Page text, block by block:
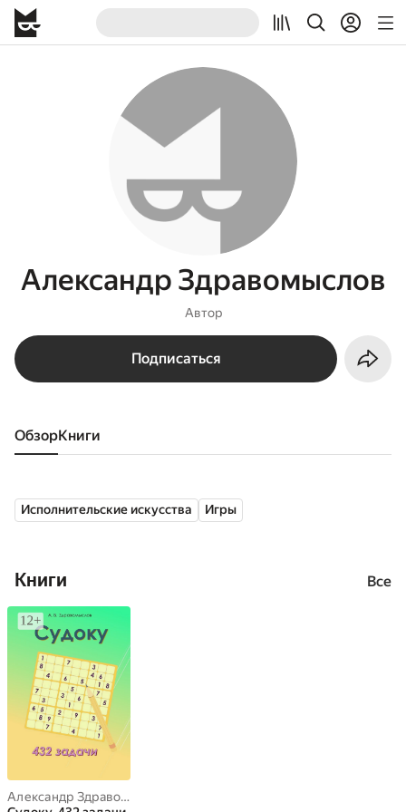
Александр Здравомыслов
Автор
Подписаться
Обзор книги
Исполнительские искусства Игры
Книги Все
Александр Здравомыслов